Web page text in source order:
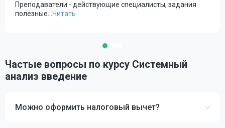
Преподаватели - действующие специалисты, задания
полезные.
Читать
Частые вопросы по курсу Системный
анализ введение
Можно оформить налоговый вычет?